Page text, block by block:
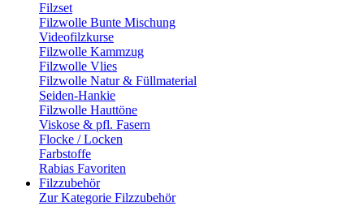
Filzset
Filzwolle Bunte Mischung
Videofilzkurse
Filzwolle Kammzug
Filzwolle Vlies
Filzwolle Natur & Füllmaterial
Seiden-Hankie
Filzwolle Hauttöne
Viskose & pfl. Fasern
Flocke / Locken
Farbstoffe
Rabias Favoriten
Filzzubehör
Zur Kategorie Filzzubehör